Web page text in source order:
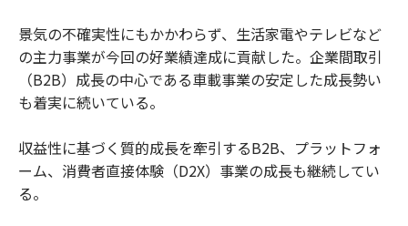
景気の不確実性にもかかわらず、生活家電やテレビなど
の主力事業が今回の好業績達成に貢献した。企業間取引
（B2B）成長の中心である車載事業の安定した成長勢い
も着実に続いている。
収益性に基づく質的成長を牽引するB2B、プラットフォ
ーム、消費者直接体験（D2X）事業の成長も継続してい
る。